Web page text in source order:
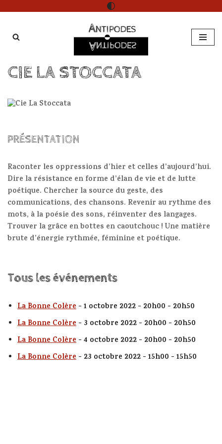
au
CIE LA STOCCATA
PRÉSENTATION
Raconter les oppressions d’hier et celles d’aujourd’hui.
Dire la résistance en forme d’élan de vie et de lutte
poétique. Chercher la source du geste, des
communications, des chansons. Revenir au rythme des
mots, à la poésie des sons, réinventer des langages.
Trouver la grâce en bottes en caoutchouc ! Une matière
brute d’énergie rythmée, féminine et poétique.
Tous les événements
La Bonne Colère - 1 octobre 2022 - 20h00 - 20h50
La Bonne Colère - 3 octobre 2022 - 20h00 - 20h50
La Bonne Colère - 4 octobre 2022 - 20h00 - 20h50
La Bonne Colère - 23 octobre 2022 - 15h00 - 15h50